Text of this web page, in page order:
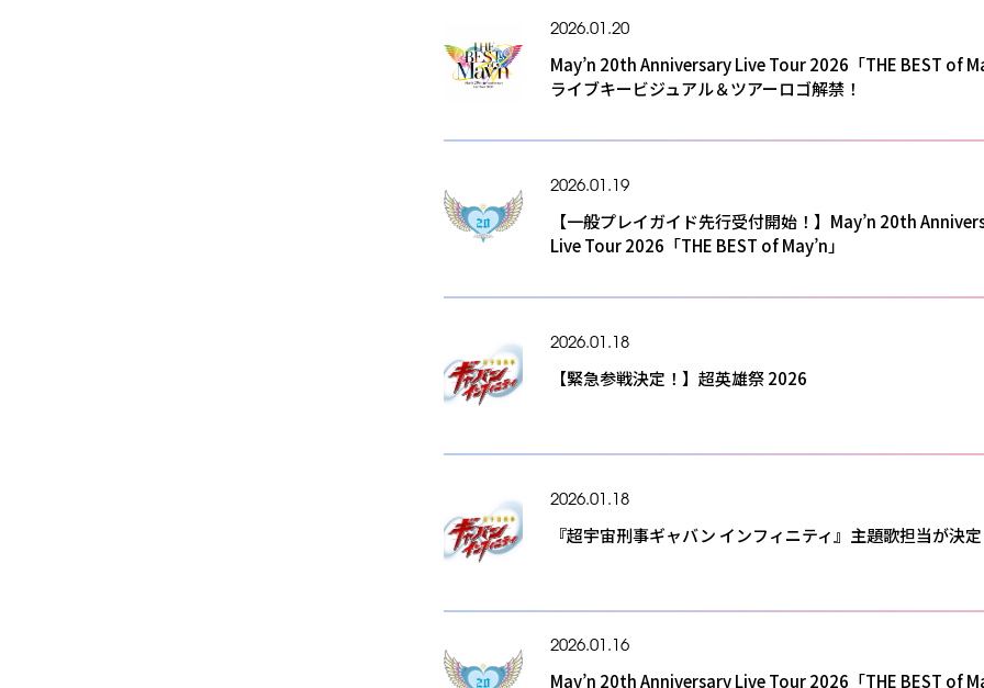
2026.01.20
May’n 20th Anniversary Live Tour 2026「THE BEST of
ライブキービジュアル＆ツアーロゴ解禁！
2026.01.19
【一般プレイガイド先行受付開始！】May’n 20th
Live Tour 2026「THE BEST of May’n」
2026.01.18
【緊急参戦決定！】超英雄祭 2026
2026.01.18
『超宇宙刑事ギャバン インフィニティ』主題歌担当が決定
2026.01.16
May’n 20th Anniversary Live Tour 2026「THE BEST of